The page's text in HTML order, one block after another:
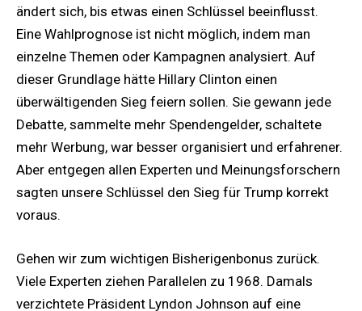
ändert sich, bis etwas einen Schlüssel beeinflusst.
Eine Wahlprognose ist nicht möglich, indem man
einzelne Themen oder Kampagnen analysiert. Auf
dieser Grundlage hätte Hillary Clinton einen
überwältigenden Sieg feiern sollen. Sie gewann jede
Debatte, sammelte mehr Spendengelder, schaltete
mehr Werbung, war besser organisiert und erfahrener.
Aber entgegen allen Experten und Meinungsforschern
sagten unsere Schlüssel den Sieg für Trump korrekt
voraus.
Gehen wir zum wichtigen Bisherigenbonus zurück.
Viele Experten ziehen Parallelen zu 1968. Damals
verzichtete Präsident Lyndon Johnson auf eine